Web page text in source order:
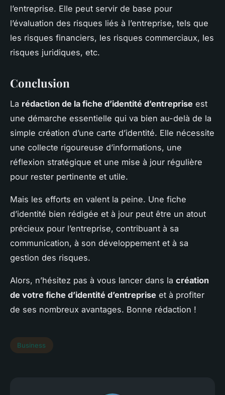
l’entreprise. Elle peut servir de base pour
l’évaluation des risques liés à l’entreprise, tels que
les risques financiers, les risques commerciaux, les
risques juridiques, etc.
Conclusion
La rédaction de la fiche d’identité d’entreprise est
une démarche essentielle qui va bien au-delà de la
simple création d’une carte d’identité. Elle nécessite
une collecte rigoureuse d’informations, une
réflexion stratégique et une mise à jour régulière
pour rester pertinente et utile.
Mais les efforts en valent la peine. Une fiche
d’identité bien rédigée et à jour peut être un atout
précieux pour l’entreprise, contribuant à sa
communication, à son développement et à sa
gestion des risques.
Alors, n’hésitez pas à vous lancer dans la création
de votre fiche d’identité d’entreprise et à profiter
de ses nombreux avantages. Bonne rédaction !
Business